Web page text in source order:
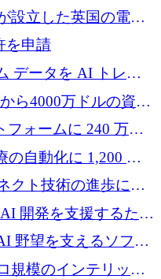
ているか
設立した英国の電池
が 465 万ポンドを
を申請
データを AI トレー
万ポンドを獲得
ら4000万ドルの資金
突破
フォームに 240 万ド
の自動化に 1,200 万
クト技術の進歩に向
ードラウンドを終了
開発を支援するため
野望を支えるソフト
規模のインテリック